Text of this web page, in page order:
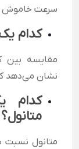
سرعت خاموش
کدام
نشان می‌دهد
کدام
متانول؟
متانول نسبت